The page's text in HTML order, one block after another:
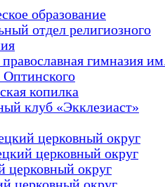
образование
отдел религиозного
гимназия
копилка
клуб «Экклезиаст»
церковный округ
церковный округ
церковный округ